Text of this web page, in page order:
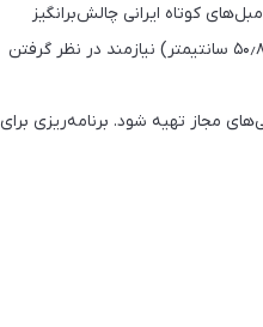
مبل‌های کوتاه ایرانی چالش‌برانگیز
باشد. همچنین، حجم و ابعاد نسبتاً بزرگ ایستگاه داک (با ابعاد تقریبی ۴۵٫۵ در ۴۴ در ۵۰٫۸ سانتیمتر) نیازمند در نظر گرفتن
مجاز تهیه شود. برنامه‌ریزی برای